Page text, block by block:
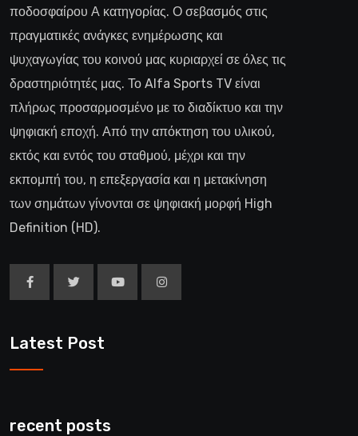
ποδοσφαίρου Α κατηγορίας. Ο σεβασμός στις
πραγματικές ανάγκες ενημέρωσης και
ψυχαγωγίας του κοινού μας κυριαρχεί σε όλες τις
δραστηριότητές μας. Το Alfa Sports TV είναι
πλήρως προσαρμοσμένο με το διαδίκτυο και την
ψηφιακή εποχή. Από την απόκτηση του υλικού,
εκτός και εντός του σταθμού, μέχρι και την
εκπομπή του, η επεξεργασία και η μετακίνηση
των σημάτων γίνονται σε ψηφιακή μορφή High
Definition (HD).
Latest Post
recent posts